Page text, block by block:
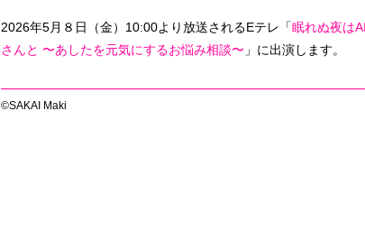
2026年5月８日（金）10:00より放送されるEテレ「 眠れぬ夜は
さんと 〜あしたを元気にするお悩み相談〜 」に出演します。
©SAKAI Maki